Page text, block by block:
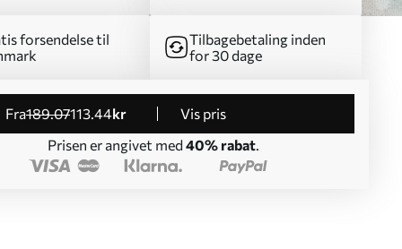
forsendelse til
Tilbagebetaling inden
for 30 dage
fra189.07113.44kr
Vis pris
Prisen er angivet med 40% rabat.